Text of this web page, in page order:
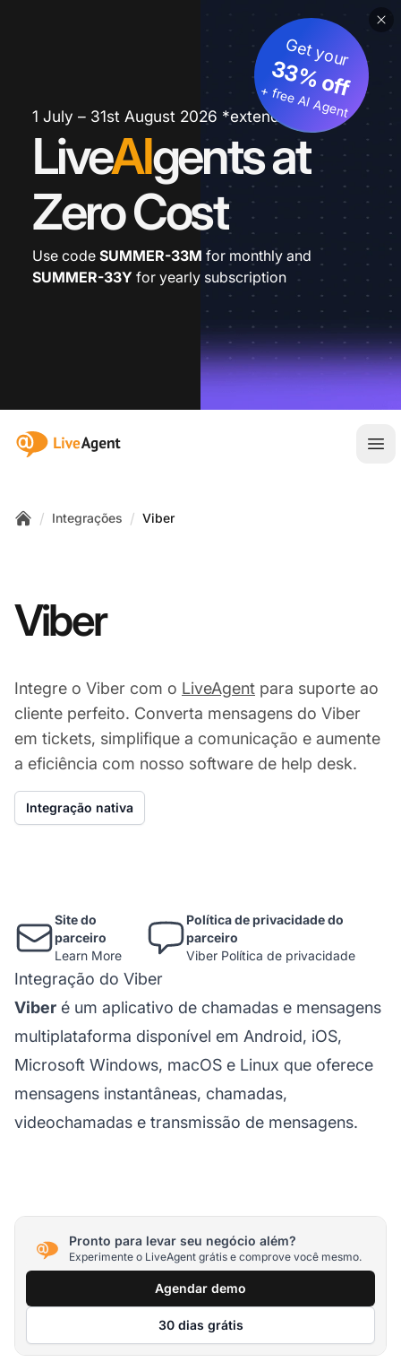
1 July – 31st August 2026 *extended
LiveAIgents at
Zero Cost
Get your
33% off
+ free AI Agent
Use code SUMMER-33M for monthly and
SUMMER-33Y for yearly subscription
:site.title
/ Integrações / Viber
Viber
Integre o Viber com o LiveAgent para suporte ao
cliente perfeito. Converta mensagens do Viber
em tickets, simplifique a comunicação e aumente
a eficiência com nosso software de help desk.
Integração nativa
Site do
parceiro
Learn More
Política de privacidade do
parceiro
Viber Política de privacidade
Integração do Viber
Viber é um aplicativo de chamadas e mensagens
multiplataforma disponível em Android, iOS,
Microsoft Windows, macOS e Linux que oferece
mensagens instantâneas, chamadas,
videochamadas e transmissão de mensagens.
Pronto para levar seu negócio além?
Experimente o LiveAgent grátis e comprove você mesmo.
Agendar demo
30 dias grátis